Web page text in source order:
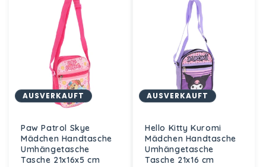
AUSVERKAUFT
Paw Patrol Skye
Mädchen Handtasche
Umhängetasche
Tasche 21x16x5 cm
AUSVERKAUFT
Hello Kitty Kuromi
Mädchen Handtasche
Umhängetasche
Tasche 21x16 cm